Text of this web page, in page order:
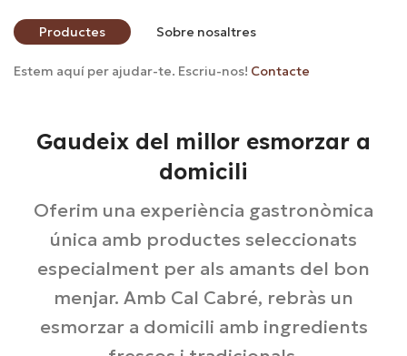
Productes Sobre nosaltres
Estem aquí per ajudar-te. Escriu-nos! Contacte
Gaudeix del millor esmorzar a
domicili
Oferim una experiència gastronòmica
única amb productes seleccionats
especialment per als amants del bon
menjar. Amb Cal Cabré, rebràs un
esmorzar a domicili amb ingredients